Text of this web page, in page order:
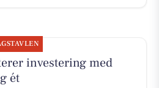
investering med
ét